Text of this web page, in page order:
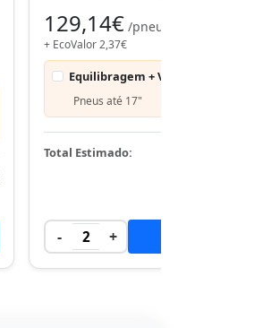
129,14€ /pneu
+ EcoValor 2,37€
Equilibragem + Válvula
Pneus até 17"
Total Estimado:
- 2 +